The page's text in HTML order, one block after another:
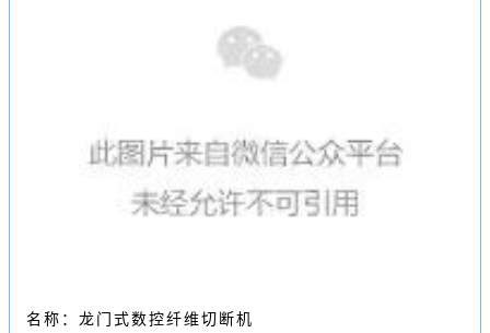
名称：龙门式数控纤维切断机